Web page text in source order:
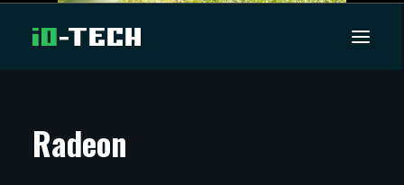
ARTIKKELIT
Radeon